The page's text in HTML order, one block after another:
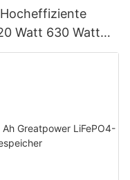
Watt 630 Watt
Dual